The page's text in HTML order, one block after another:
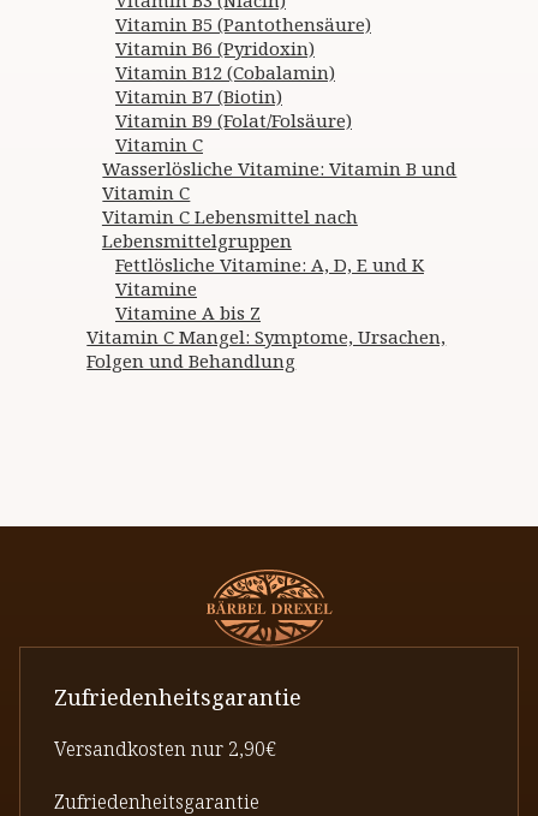
Vitamin B5 (Pantothensäure)
Vitamin B6 (Pyridoxin)
Vitamin B12 (Cobalamin)
Vitamin B7 (Biotin)
Vitamin B9 (Folat/Folsäure)
Vitamin C
Wasserlösliche Vitamine: Vitamin B und
Vitamin C
Vitamin C Lebensmittel nach
Lebensmittelgruppen
Fettlösliche Vitamine: A, D, E und K
Vitamine
Vitamine A bis Z
Vitamin C Mangel: Symptome, Ursachen,
Folgen und Behandlung
Zufriedenheitsgarantie
Versandkosten nur 2,90€
Zufriedenheitsgarantie